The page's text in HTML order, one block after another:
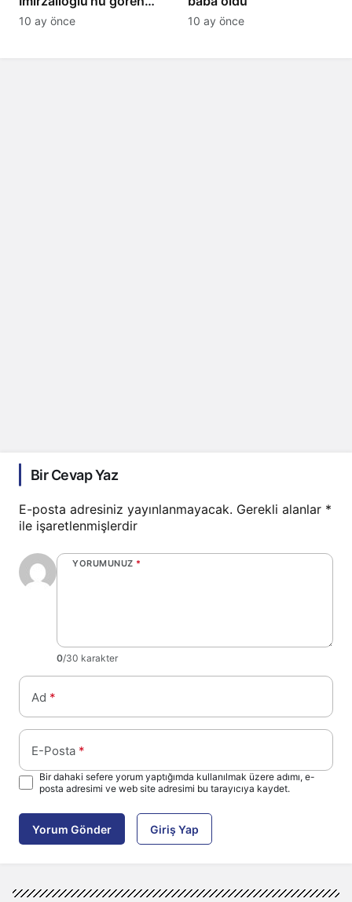
tanıyamıyor: Son hali
10 ay önce 10 ay önce
Bir Cevap Yaz
E-posta adresiniz yayınlanmayacak. Gerekli alanlar *
ile işaretlenmişlerdir
YORUMUNUZ *
0/30 karakter
Ad *
E-Posta *
Bir dahaki sefere yorum yaptığımda kullanılmak üzere adımı, e-
posta adresimi ve web site adresimi bu tarayıcıya kaydet.
Yorum Gönder Giriş Yap